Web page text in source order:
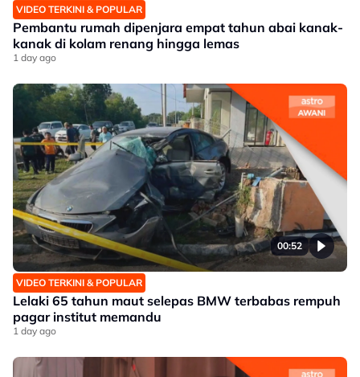
VIDEO TERKINI & POPULAR
Pembantu rumah dipenjara empat tahun abai kanak-
kanak di kolam renang hingga lemas
1 day ago
00:52
VIDEO TERKINI & POPULAR
Lelaki 65 tahun maut selepas BMW terbabas rempuh
pagar institut memandu
1 day ago